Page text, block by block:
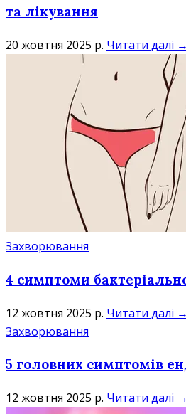
та лікування
20 жовтня 2025 р. Читати далі →
Захворювання
4 симптоми
12 жовтня 2025 р. Читати далі →
Захворювання
5 головних симптомів
12 жовтня 2025 р. Читати далі →